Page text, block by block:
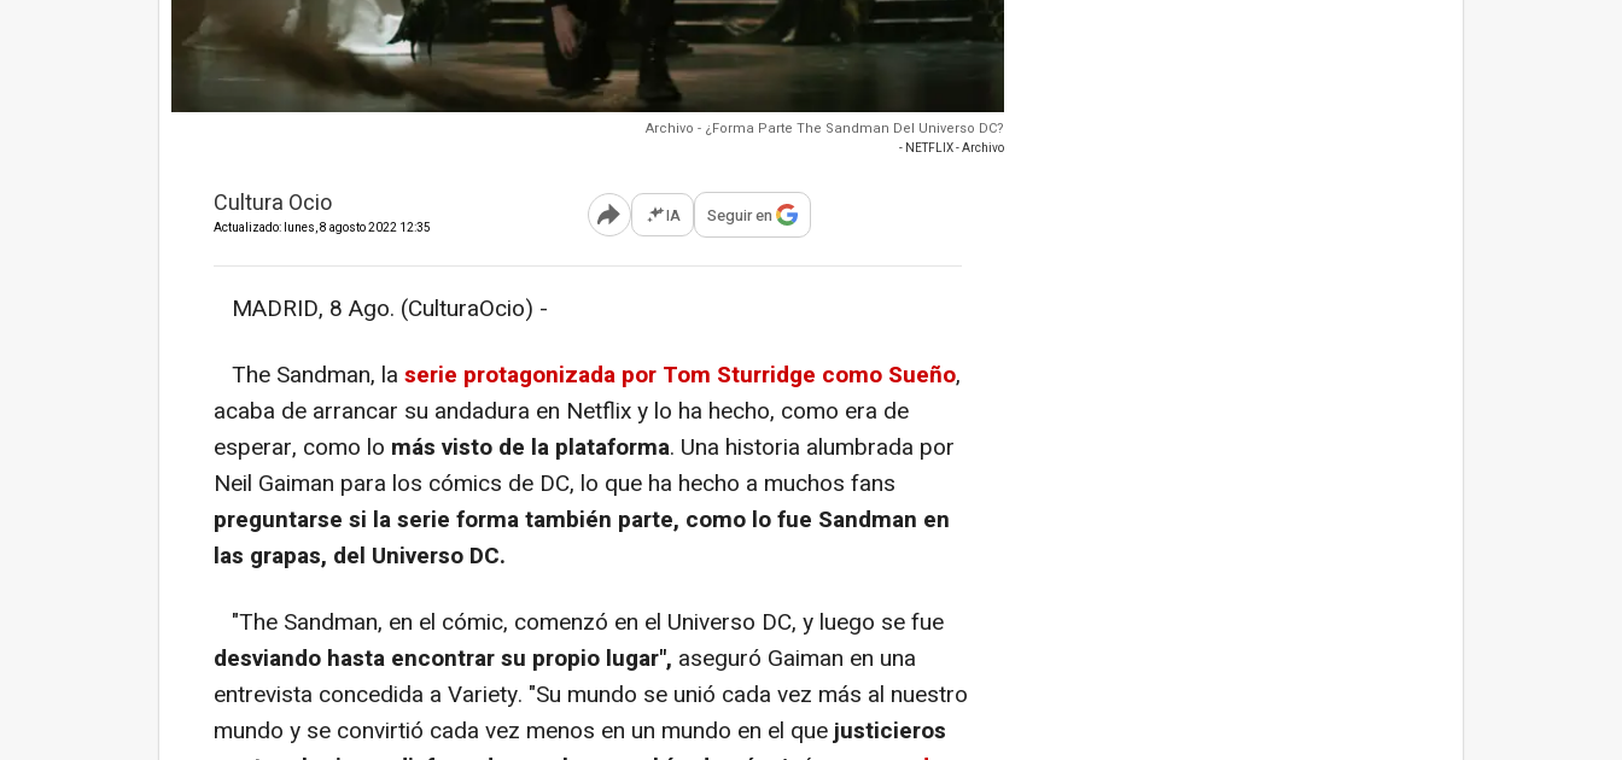
Archivo - ¿Forma Parte The Sandman Del Universo DC?
- NETFLIX - Archivo
Cultura Ocio
Actualizado: lunes, 8 agosto 2022 12:35 Abrir opciones para compartir
IA Seguir en
MADRID, 8 Ago. (CulturaOcio) -
The Sandman, la serie protagonizada por Tom Sturridge como Sueño,
acaba de arrancar su andadura en Netflix y lo ha hecho, como era de
esperar, como lo más visto de la plataforma. Una historia alumbrada por
Neil Gaiman para los cómics de DC, lo que ha hecho a muchos fans
preguntarse si la serie forma también parte, como lo fue Sandman en
las grapas, del Universo DC.
"The Sandman, en el cómic, comenzó en el Universo DC, y luego se fue
desviando hasta encontrar su propio lugar", aseguró Gaiman en una
entrevista concedida a Variety. "Su mundo se unió cada vez más al nuestro
mundo y se convirtió cada vez menos en un mundo en el quejusticieros